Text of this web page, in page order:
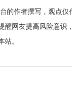
的作者撰写，观点
醒网友提高风险意
站。